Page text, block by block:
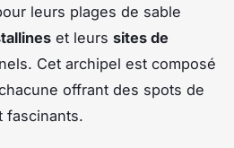
leurs plages de sable
et leurs sites de
Cet archipel est composé
offrant des spots de
fascinants.